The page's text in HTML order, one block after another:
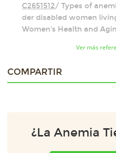
C2651512/ Types of
der disabled women
Women's Health and
Ver más
COMPARTIR
¿La Anemia